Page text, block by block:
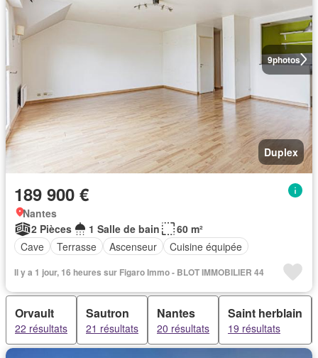
9photos
Duplex
189 900 €
Nantes
2 Pièces
1 Salle de bain
60 m²
Cave
Terrasse Ascenseur Cuisine équipée
Il y a 1 jour, 16 heures sur Figaro Immo - BLOT IMMOBILIER 44
Orvault
22 résultats
Sautron
21 résultats
Nantes
20 résultats
Saint herblain
19 résultats